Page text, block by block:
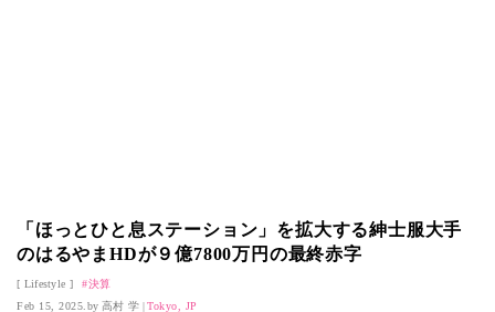
「ほっとひと息ステーション」を拡大する紳士服大手
のはるやまHDが９億7800万円の最終赤字
Lifestyle
決算
Feb 15, 2025.
高村 学 Tokyo, JP